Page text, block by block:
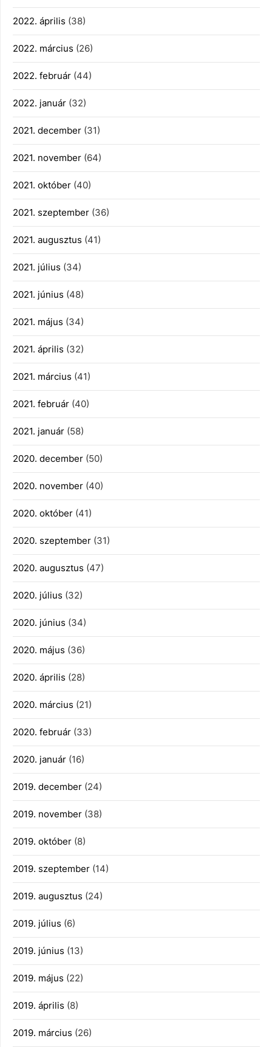
2022. április (38)
2022. március (26)
2022. február (44)
2022. január (32)
2021. december (31)
2021. november (64)
2021. október (40)
2021. szeptember (36)
2021. augusztus (41)
2021. július (34)
2021. június (48)
2021. május (34)
2021. április (32)
2021. március (41)
2021. február (40)
2021. január (58)
2020. december (50)
2020. november (40)
2020. október (41)
2020. szeptember (31)
2020. augusztus (47)
2020. július (32)
2020. június (34)
2020. május (36)
2020. április (28)
2020. március (21)
2020. február (33)
2020. január (16)
2019. december (24)
2019. november (38)
2019. október (8)
2019. szeptember (14)
2019. augusztus (24)
2019. július (6)
2019. június (13)
2019. május (22)
2019. április (8)
2019. március (26)